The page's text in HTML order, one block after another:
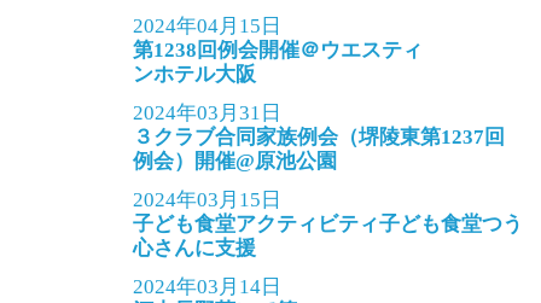
2024年04月15日
第1238回例会開催＠ウエスティ
ンホテル大阪
2024年03月31日
３クラブ合同家族例会（堺陵東第1237回
例会）開催@原池公園
2024年03月15日
子ども食堂アクティビティ子ども食堂つう
心さんに支援
2024年03月14日